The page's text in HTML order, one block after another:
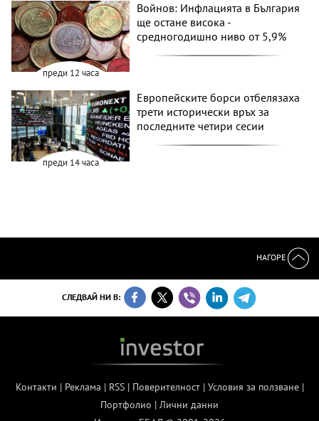
преди 12 часа
Войнов: Инфлацията в България
ще остане висока -
средногодишно ниво от 5,9%
преди 14 часа
Европейските борси отбелязаха
трети исторически връх за
последните четири сесии
НАГОРЕ
СЛЕДВАЙ НИ В:
Контакти | Реклама | RSS| Поверителност| Условия за ползване|
Портфолио | Лични данни